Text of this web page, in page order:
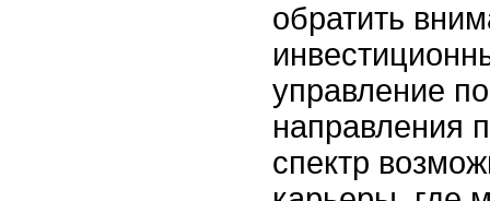
обратить
управление
направления
спектр